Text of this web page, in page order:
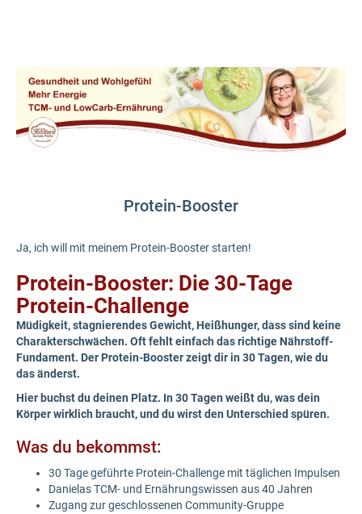
Protein-Booster
Ja, ich will mit meinem Protein-Booster starten!
Protein-Booster: Die 30-Tage
Protein-Challenge
Müdigkeit, stagnierendes Gewicht, Heißhunger, dass sind keine
Charakterschwächen. Oft fehlt einfach das richtige Nährstoff-
Fundament. Der Protein-Booster zeigt dir in 30 Tagen, wie du
das änderst.
Hier buchst du deinen Platz. In 30 Tagen weißt du, was dein
Körper wirklich braucht, und du wirst den Unterschied spüren.
Was du bekommst:
30 Tage geführte Protein-Challenge mit täglichen Impulsen
Danielas TCM- und Ernährungswissen aus 40 Jahren
Zugang zur geschlossenen Community-Gruppe